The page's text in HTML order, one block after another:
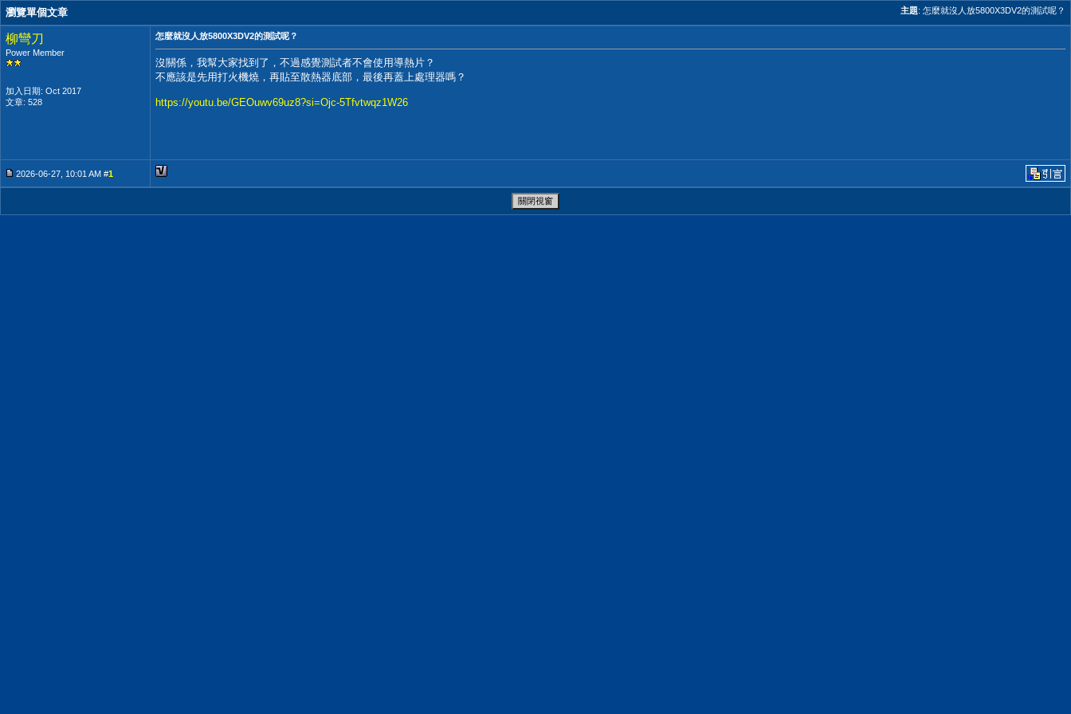
主題: 怎麼就沒人放5800X3DV2的測試呢？
瀏覽單個文章
柳彎刀
Power Member
加入日期: Oct 2017
文章: 528
怎麼就沒人放5800X3DV2的測試呢？
沒關係，我幫大家找到了，不過感覺測試者不會使用導熱片？
不應該是先用打火機燒，再貼至散熱器底部，最後再蓋上處理器嗎？
https://youtu.be/GEOuwv69uz8?si=Ojc-5Tfvtwqz1W26
2026-06-27, 10:01 AM #1